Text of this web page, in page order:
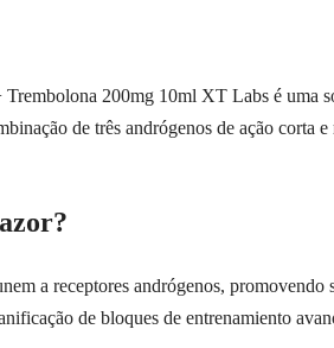
200mg 10ml XT Labs é uma
de três andrógenos de ação corta
a receptores andrógenos,
de bloques de entrenamiento